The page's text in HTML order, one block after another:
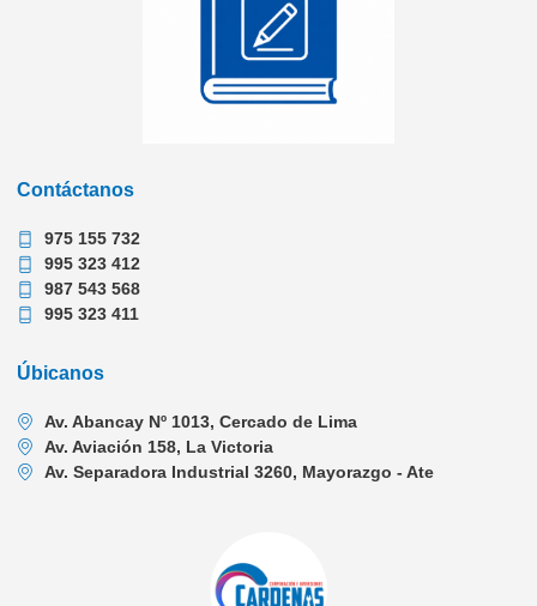
Contáctanos
975 155 732
995 323 412
987 543 568
995 323 411
Úbicanos
Av. Abancay Nº 1013, Cercado de Lima
Av. Aviación 158, La Victoria
Av. Separadora Industrial 3260, Mayorazgo - Ate